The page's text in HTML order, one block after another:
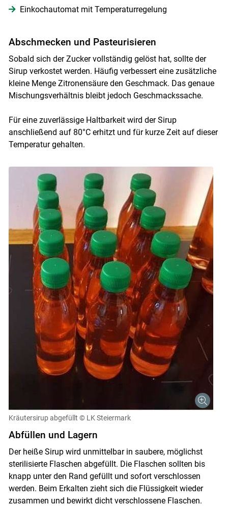
Einkochautomat mit Temperaturregelung
Abschmecken und Pasteurisieren
Sobald sich der Zucker vollständig gelöst hat, sollte der
Sirup verkostet werden. Häufig verbessert eine zusätzliche
kleine Menge Zitronensäure den Geschmack. Das genaue
Mischungsverhältnis bleibt jedoch Geschmackssache.
Für eine zuverlässige Haltbarkeit wird der Sirup
anschließend auf 80°C erhitzt und für kurze Zeit auf dieser
Temperatur gehalten.
Kräutersirup abgefüllt © LK Steiermark
Abfüllen und Lagern
Der heiße Sirup wird unmittelbar in saubere, möglichst
sterilisierte Flaschen abgefüllt. Die Flaschen sollten bis
knapp unter den Rand gefüllt und sofort verschlossen
werden. Beim Erkalten zieht sich die Flüssigkeit wieder
zusammen und bewirkt dicht verschlossene Flaschen.